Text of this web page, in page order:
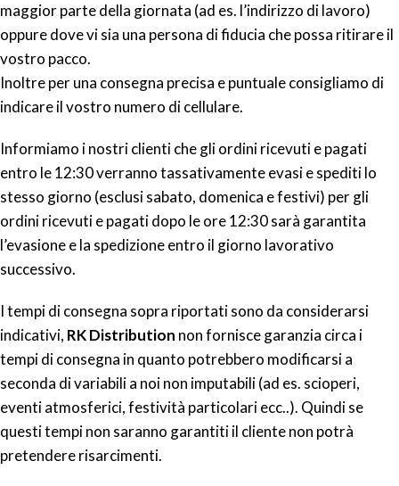
maggior parte della giornata (ad es. l’indirizzo di lavoro)
oppure dove vi sia una persona di fiducia che possa ritirare il
vostro pacco.
Inoltre per una consegna precisa e puntuale consigliamo di
indicare il vostro numero di cellulare.
Informiamo i nostri clienti che gli ordini ricevuti e pagati
entro le 12:30 verranno tassativamente evasi e spediti lo
stesso giorno (esclusi sabato, domenica e festivi) per gli
ordini ricevuti e pagati dopo le ore 12:30 sarà garantita
l’evasione e la spedizione entro il giorno lavorativo
successivo.
I tempi di consegna sopra riportati sono da considerarsi
indicativi, RK Distribution non fornisce garanzia circa i
tempi di consegna in quanto potrebbero modificarsi a
seconda di variabili a noi non imputabili (ad es. scioperi,
eventi atmosferici, festività particolari ecc..). Quindi se
questi tempi non saranno garantiti il cliente non potrà
pretendere risarcimenti.